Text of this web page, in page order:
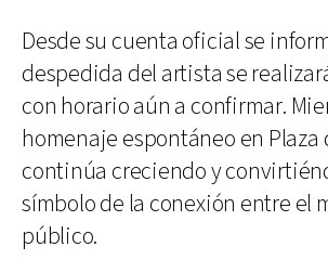
Desde su cuenta oficial se
despedida del artista se
con horario aún a confirmar.
homenaje espontáneo en Plaza
continúa creciendo y
símbolo de la conexión entre el
público.